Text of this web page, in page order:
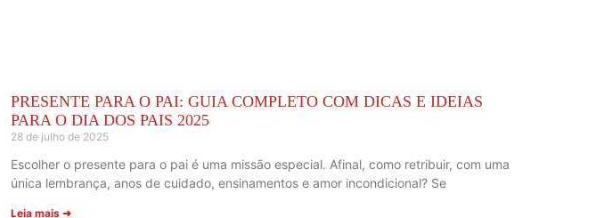
PRESENTE PARA O PAI: GUIA COMPLETO COM DICAS E IDEIAS
PARA O DIA DOS PAIS 2025
28 de julho de 2025
Escolher o presente para o pai é uma missão especial. Afinal, como retribuir, com uma
única lembrança, anos de cuidado, ensinamentos e amor incondicional? Se
Leia mais ➜